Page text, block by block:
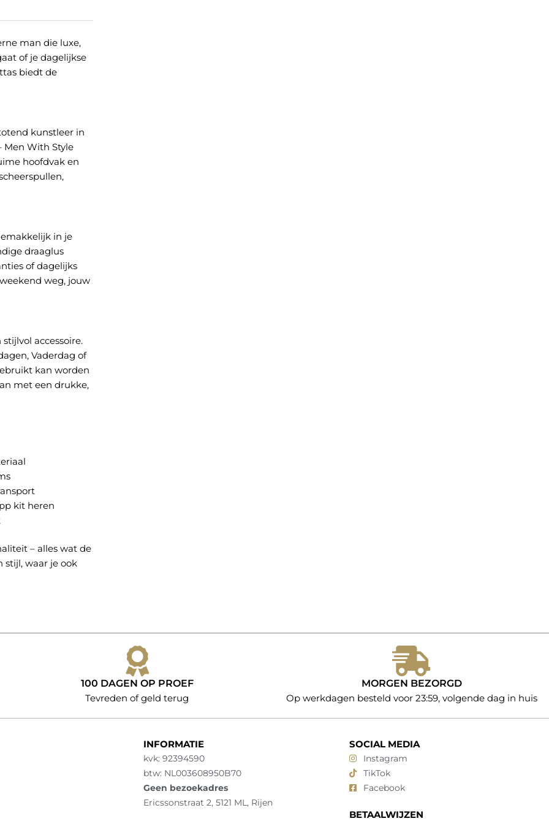
man die luxe,
of je dagelijkse
biedt de
kunstleer in
Men With Style
hoofdvak en
in je
draaglus
of dagelijks
weg, jouw
accessoire.
Vaderdag of
kan worden
met een drukke,
kit heren
– alles wat de
waar je ook
100 DAGEN OP PROEF
Tevreden of geld terug
MORGEN BEZORGD
Op werkdagen besteld voor 23:59, volgende dag in huis
INFORMATIE
kvk: 92394590
btw: NL003608950B70
Geen bezoekadres
Ericssonstraat 2, 5121 ML, Rijen
SOCIAL MEDIA
Instagram
TikTok
Facebook
BETAALWIJZEN